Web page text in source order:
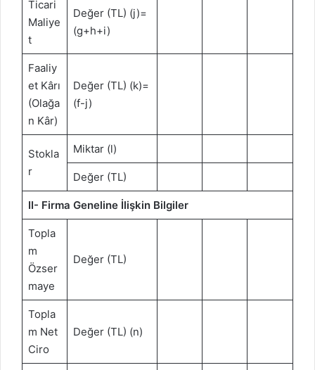
Ticari
Maliye
t
Değer (TL) (j)=
(g+h+i)
Faaliy
et Kârı
(Olağa
n Kâr)
Değer (TL) (k)=
(f-j)
Stokla
r
Miktar (l)
Değer (TL)
II- Firma Geneline İlişkin Bilgiler
Topla
m
Özser
maye
Değer (TL)
Topla
m Net
Ciro
Değer (TL) (n)